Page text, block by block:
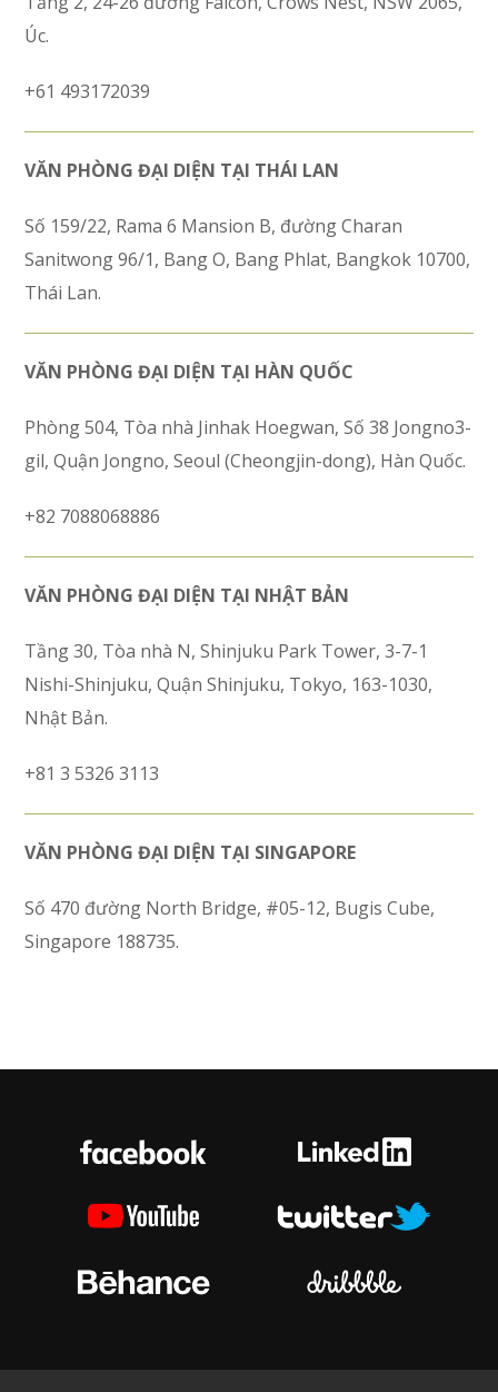
Úc.
+61 493172039
VĂN PHÒNG ĐẠI DIỆN TẠI THÁI LAN
Số 159/22, Rama 6 Mansion B, đường Charan
Sanitwong 96/1, Bang O, Bang Phlat, Bangkok 10700,
Thái Lan.
VĂN PHÒNG ĐẠI DIỆN TẠI HÀN QUỐC
Phòng 504, Tòa nhà Jinhak Hoegwan, Số 38 Jongno3-
gil, Quận Jongno, Seoul (Cheongjin-dong), Hàn Quốc.
+82 7088068886
VĂN PHÒNG ĐẠI DIỆN TẠI NHẬT BẢN
Tầng 30, Tòa nhà N, Shinjuku Park Tower, 3-7-1
Nishi-Shinjuku, Quận Shinjuku, Tokyo, 163-1030,
Nhật Bản.
+81 3 5326 3113
VĂN PHÒNG ĐẠI DIỆN TẠI SINGAPORE
Số 470 đường North Bridge, #05-12, Bugis Cube,
Singapore 188735.